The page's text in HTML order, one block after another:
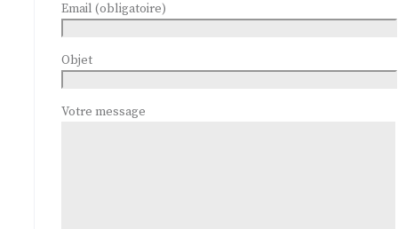
Email (obligatoire)
Objet
Votre message